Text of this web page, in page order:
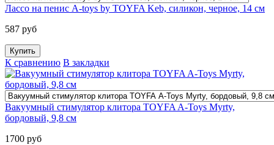
Лассо на пенис A-toys by TOYFA Keb, силикон, черное, 14 см
587 руб
К сравнению В закладки
Вакуумный стимулятор клитора TOYFA A-Toys Myrty,
бордовый, 9,8 см
1700 руб